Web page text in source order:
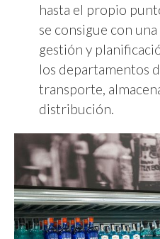
hasta el propio
se consigue con
gestión y
los departamentos
transporte,
distribución.